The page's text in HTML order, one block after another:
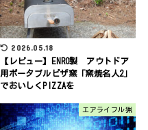
2026.05.18
【レビュー】ENRO製 アウトドア
用ポータブルピザ窯「窯焼名人2」
でおいしくPIZZAを
エアライフル猟